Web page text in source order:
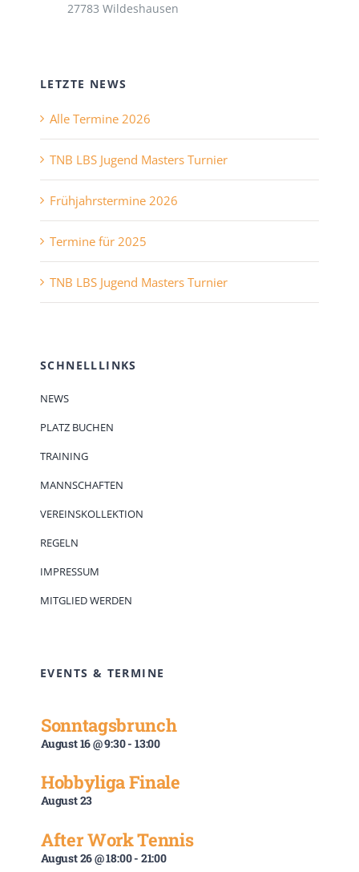
27783 Wildeshausen
LETZTE NEWS
Alle Termine 2026
TNB LBS Jugend Masters Turnier
Frühjahrstermine 2026
Termine für 2025
TNB LBS Jugend Masters Turnier
SCHNELLLINKS
NEWS
PLATZ BUCHEN
TRAINING
MANNSCHAFTEN
VEREINSKOLLEKTION
REGELN
IMPRESSUM
MITGLIED WERDEN
EVENTS & TERMINE
Sonntagsbrunch
August 16 @ 9:30- 13:00
Hobbyliga Finale
August 23
After Work Tennis
August 26 @ 18:00- 21:00